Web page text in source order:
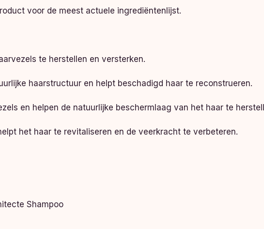
voor de meest actuele ingrediëntenlijst.
te herstellen en versterken.
haarstructuur en helpt beschadigd haar te reconstrueren.
en helpen de natuurlijke beschermlaag van het haar te
het haar te revitaliseren en de veerkracht te verbeteren.
Shampoo